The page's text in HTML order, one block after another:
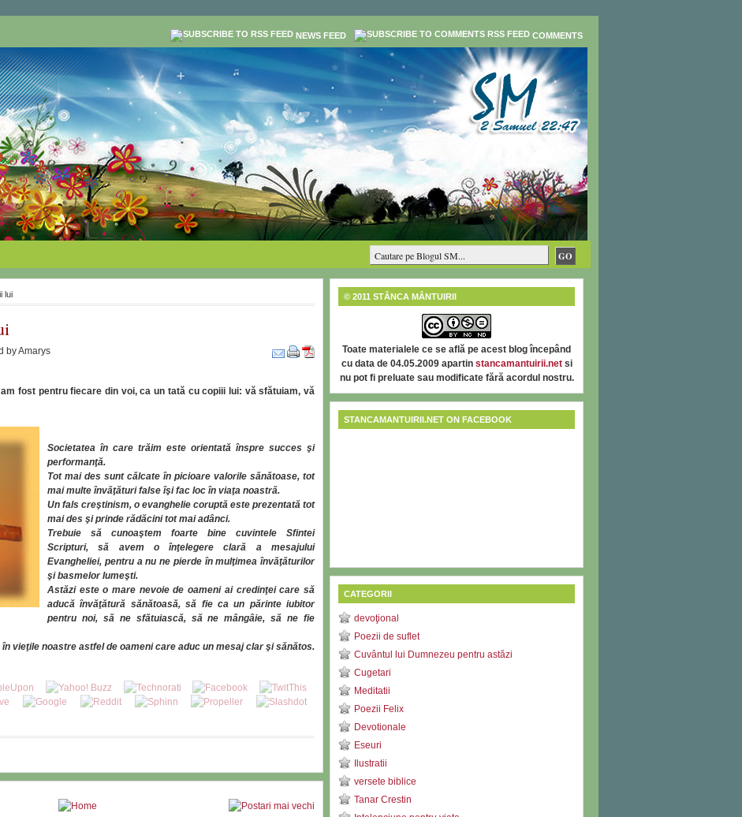
NEWS FEED COMMENTS
lui
byAmarys
fost pentru fiecare din voi, ca un tată cucopiii lui: vă sfătuiam, vă
Societatea în care trăim este orientată înspre succes şi
performanţă.
Tot mai des sunt călcate în picioare valorile sănătoase, tot
mai multe învăţături false îşi fac loc în viaţa noastră.
Un fals creştinism, o evanghelie coruptă este prezentată tot
mai des şi prinde rădăcini tot mai adânci.
Trebuie să cunoaştem foarte bine cuvintele Sfintei
Scripturi, să avem o înţelegere clară a mesajului
Evangheliei, pentru a nu ne pierde în mulţimea învăţăturilor
şi basmelor lumeşti.
Astăzi este o mare nevoie de oameni ai credinţei care să
aducă învăţătură sănătoasă, să fie ca un părinte iubitor
pentru noi, să ne sfătuiască, să ne mângâie, să ne fie
vieţile noastre astfel de oameni care aduc un mesaj clar şi sănătos.
© 2011 STÂNCA MÂNTUIRII
Toate materialele ce se află pe acest blog începând
cu data de 04.05.2009 apartin stancamantuirii.netsi
nu pot fi preluate sau modificate fără acordul nostru.
STANCAMANTUIRII.NET ON FACEBOOK
CATEGORII
devoţional
Poezii de suflet
Cuvântul lui Dumnezeu pentru astăzi
Cugetari
Meditatii
Poezii Felix
Devotionale
Eseuri
Ilustratii
versete biblice
Tanar Crestin